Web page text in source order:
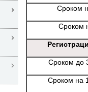
Сроком
Сроком
Сроком до
Сроком на